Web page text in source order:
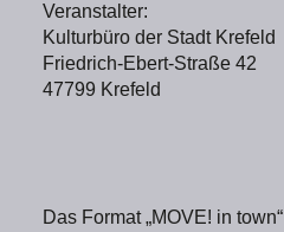
Veranstalter:
Kulturbüro der Stadt Krefeld
Friedrich-Ebert-Straße 42
47799 Krefeld
Das Format „MOVE! in town“